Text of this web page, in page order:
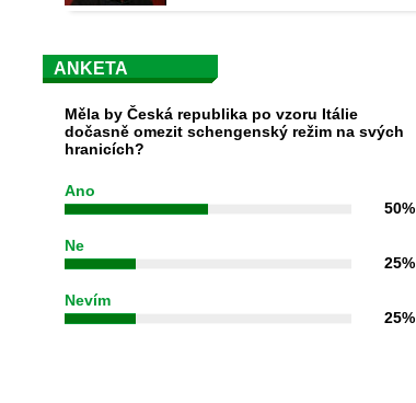
ANKETA
Měla by Česká republika po vzoru Itálie
dočasně omezit schengenský režim na svých
hranicích?
Ano
50%
Ne
25%
Nevím
25%